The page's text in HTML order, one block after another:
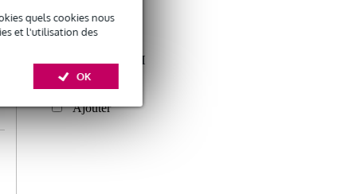
quels cookies nous
et l'utilisation des
OK
Hohner Bravo III
96 Silent Key
accordéon blanc
2 079 €
Ajouter